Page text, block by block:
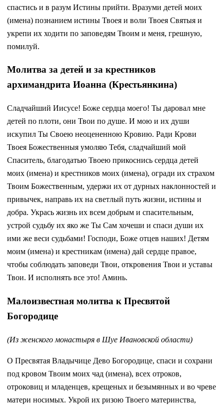
спастись и в разум Истины прийти. Вразуми детей моих
(имена) познанием истины Твоея и воли Твоея Святыя и
укрепи их ходити по заповедям Твоим и меня, грешную,
помилуй.
Молитва за детей и за крестников
архимандрита Иоанна (Крестьянкина)
Сладчайший Иисусе! Боже сердца моего! Ты даровал мне
детей по плоти, они Твои по душе. И мою и их души
искупил Ты Своею неоцененною Кровию. Ради Крови
Твоея Божественныя умоляю Тебя, сладчайший мой
Спаситель, благодатью Твоею прикоснись сердца детей
моих (имена) и крестников моих (имена), огради их страхом
Твоим Божественным, удержи их от дурных наклонностей и
привычек, направь их на светлый путь жизни, истины и
добра. Укрась жизнь их всем добрым и спасительным,
устрой судьбу их яко же Ты Сам хочеши и спаси души их
ими же веси судьбами! Господи, Боже отцев наших! Детям
моим (имена) и крестникам (имена) дай сердце правое,
чтобы соблюдать заповеди Твои, откровения Твои и уставы
Твои. И исполнять все это! Аминь.
Малоизвестная молитва к Пресвятой
Богородице
(Из женского монастыря в Шуе Ивановской области)
О Пресвятая Владычице Дево Богородице, спаси и сохрани
под кровом Твоим моих чад (имена), всех отроков,
отроковиц и младенцев, крещеных и безымянных и во чреве
матери носимых. Укрой их ризою Твоего материнства,